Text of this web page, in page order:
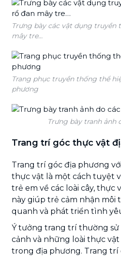
Trưng bày các vật dụng truyền
mây tre…
Trang phục truyền thống thể
phương
Trưng bày tranh ảnh
Trang trí góc thực vật
Trang trí góc địa phương
thực vật là một cách tuyệt
trẻ em về các loài cây, thực
này giúp trẻ cảm nhận
quanh và phát triển tình
Ý tưởng trang trí thường sử
cảnh và những loài thực
trong địa phương. Trang trí